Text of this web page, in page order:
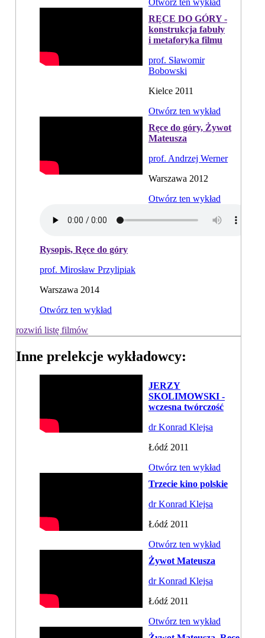
Otwórz ten wykład
RĘCE DO GÓRY -
konstrukcja fabuły
i metaforyka filmu
prof. Sławomir
Bobowski
Kielce 2011
Otwórz ten wykład
Ręce do góry, Żywot
Mateusza
prof. Andrzej Werner
Warszawa 2012
Otwórz ten wykład
Rysopis, Ręce do góry
prof. Mirosław Przylipiak
Warszawa 2014
Otwórz ten wykład
rozwiń listę filmów
Inne prelekcje wykładowcy:
JERZY
SKOLIMOWSKI -
wczesna twórczość
dr Konrad Klejsa
Łódź 2011
Otwórz ten wykład
Trzecie kino polskie
dr Konrad Klejsa
Łódź 2011
Otwórz ten wykład
Żywot Mateusza
dr Konrad Klejsa
Łódź 2011
Otwórz ten wykład